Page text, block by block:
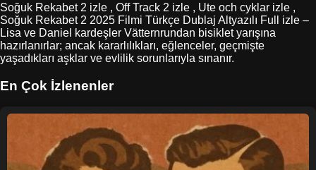
Soğuk Rekabet 2 izle , Off Track 2 izle , Ute och cyklar izle ,
Soğuk Rekabet 2 2025 Filmi Türkçe Dublaj Altyazılı Full izle –
Lisa ve Daniel kardeşler Vätternrundan bisiklet yarışına
hazırlanırlar; ancak kararlılıkları, eğlenceler, geçmişte
yaşadıkları aşklar ve evlilik sorunlarıyla sınanır.
En Çok İzlenenler